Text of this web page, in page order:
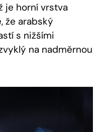
je horní vrstva
že arabský
s nižšími
na nadměrnou